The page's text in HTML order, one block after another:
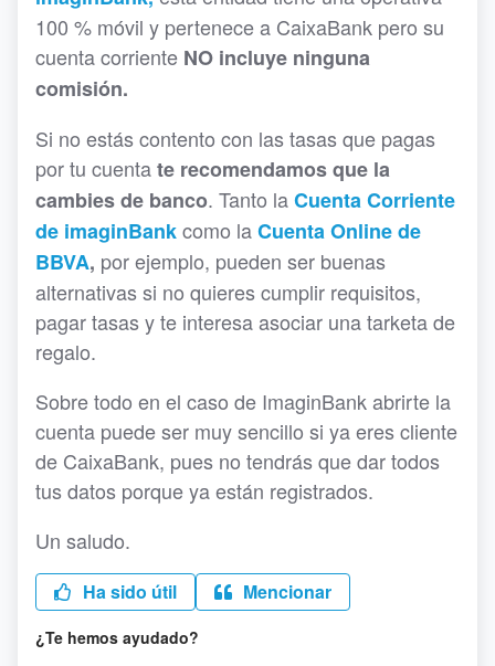
100 % móvil y pertenece a CaixaBank pero su
cuenta corriente NO incluye ninguna
comisión.
Si no estás contento con las tasas que pagas
por tu cuentate recomendamos que la
cambies de banco. Tanto laCuenta Corriente
de imaginBankcomo laCuenta Online de
BBVA, por ejemplo, pueden ser buenas
alternativas si no quieres cumplir requisitos,
pagar tasas y te interesa asociar una tarketa de
regalo.
Sobre todo en el caso de ImaginBank abrirte la
cuenta puede ser muy sencillo si ya eres cliente
de CaixaBank, pues no tendrás que dar todos
tus datos porque ya están registrados.
Un saludo.
Ha sido útil Mencionar
¿Te hemos ayudado?